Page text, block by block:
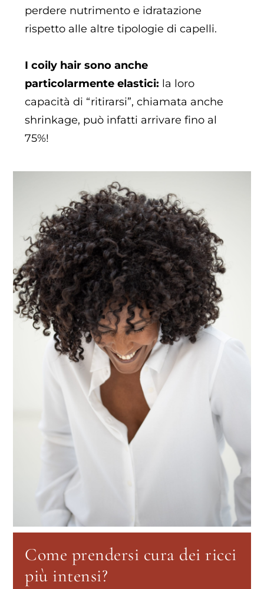
perdere nutrimento e idratazione
rispetto alle altre tipologie di capelli.
I coily hair sono anche
particolarmente elastici: la loro
capacità di “ritirarsi”, chiamata anche
shrinkage, può infatti arrivare fino al
75%!
Come prendersi cura dei ricci
più intensi?